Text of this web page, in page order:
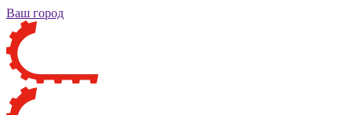
Ваш город